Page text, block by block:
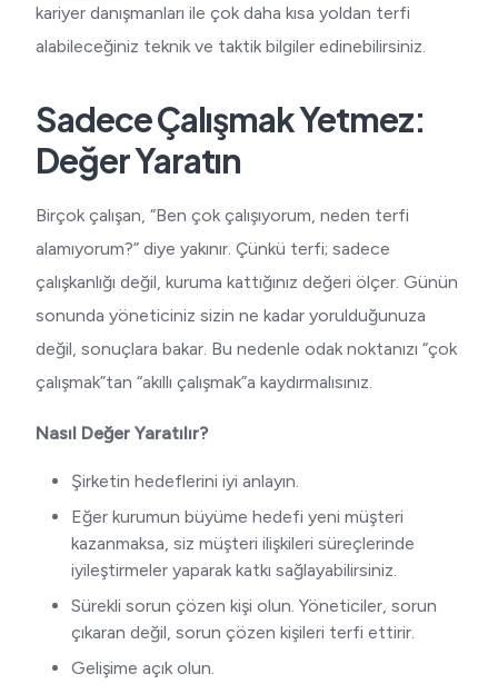
kariyer danışmanları ile çok daha kısa yoldan terfi
alabileceğiniz teknik ve taktik bilgiler edinebilirsiniz.
Sadece Çalışmak Yetmez:
Değer Yaratın
Birçok çalışan, “Ben çok çalışıyorum, neden terfi
alamıyorum?” diye yakınır. Çünkü terfi; sadece
çalışkanlığı değil, kuruma kattığınız değeri ölçer. Günün
sonunda yöneticiniz sizin ne kadar yorulduğunuza
değil, sonuçlara bakar. Bu nedenle odak noktanızı “çok
çalışmak”tan “akıllı çalışmak”a kaydırmalısınız.
Nasıl Değer Yaratılır?
Şirketin hedeflerini iyi anlayın.
Eğer kurumun büyüme hedefi yeni müşteri
kazanmaksa, siz müşteri ilişkileri süreçlerinde
iyileştirmeler yaparak katkı sağlayabilirsiniz.
Sürekli sorun çözen kişi olun. Yöneticiler, sorun
çıkaran değil, sorun çözen kişileri terfi ettirir.
Gelişime açık olun.